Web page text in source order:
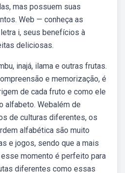
mas possuem suas
Web — conheça as
i, seus benefícios à
deliciosas.
inajá, ilama e outras frutas.
e memorização, é
de cada fruto e como ele
alfabeto. Webalém de
de culturas diferentes, os
alfabética são muito
e jogos, sendo que a mais
momento é perfeito para
diferentes como essas